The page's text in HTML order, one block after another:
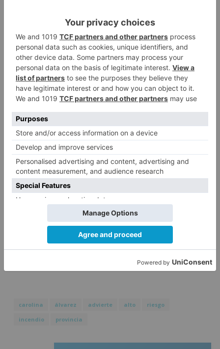
Carolina Álvarezha señalado que
parajes como el de Fuentes Blancas o el entorno
de Villatoro también requieren una intervención
inmediata.
Carolina Álvarez
La edil ha concluido anunciando que,
próximamente, comparecerá para abordar la
situación de varios de los cinco ríos.
carolina álvarez advierte alto
riesgo
incendio
provincia